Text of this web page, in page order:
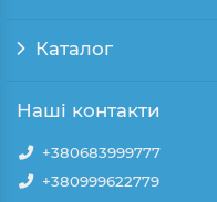
Каталог
Наші контакти
+380683999777
+380999622779